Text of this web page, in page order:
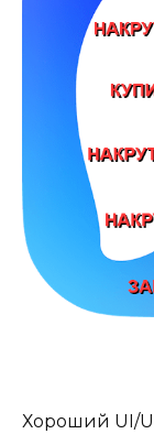
Хороший UI/